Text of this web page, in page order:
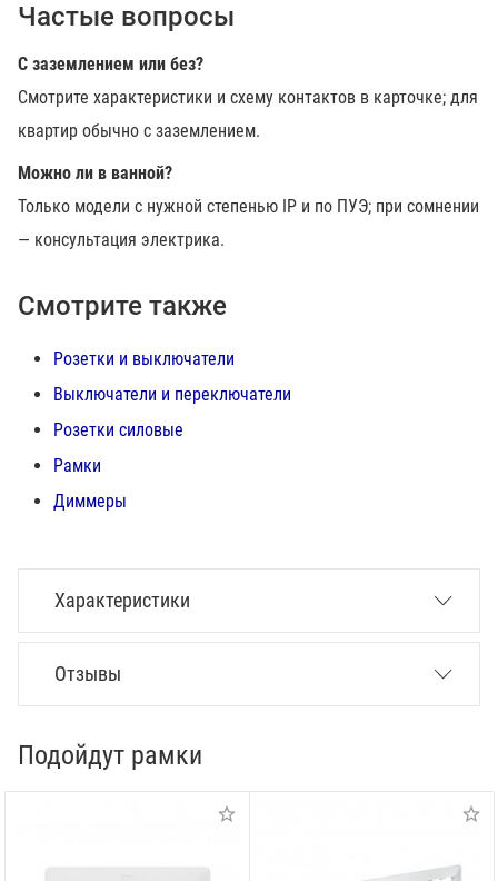
Частые вопросы
С заземлением или без?
Смотрите характеристики и схему контактов в карточке; для
квартир обычно с заземлением.
Можно ли в ванной?
Только модели с нужной степенью IP и по ПУЭ; при сомнении
— консультация электрика.
Смотрите также
Розетки и выключатели
Выключатели и переключатели
Розетки силовые
Рамки
Диммеры
Характеристики
Отзывы
Подойдут рамки